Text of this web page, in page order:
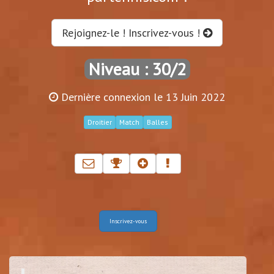
Rejoignez-le ! Inscrivez-vous !
Niveau : 30/2
Dernière connexion le 13 Juin 2022
Droitier Match Balles
Inscrivez-vous